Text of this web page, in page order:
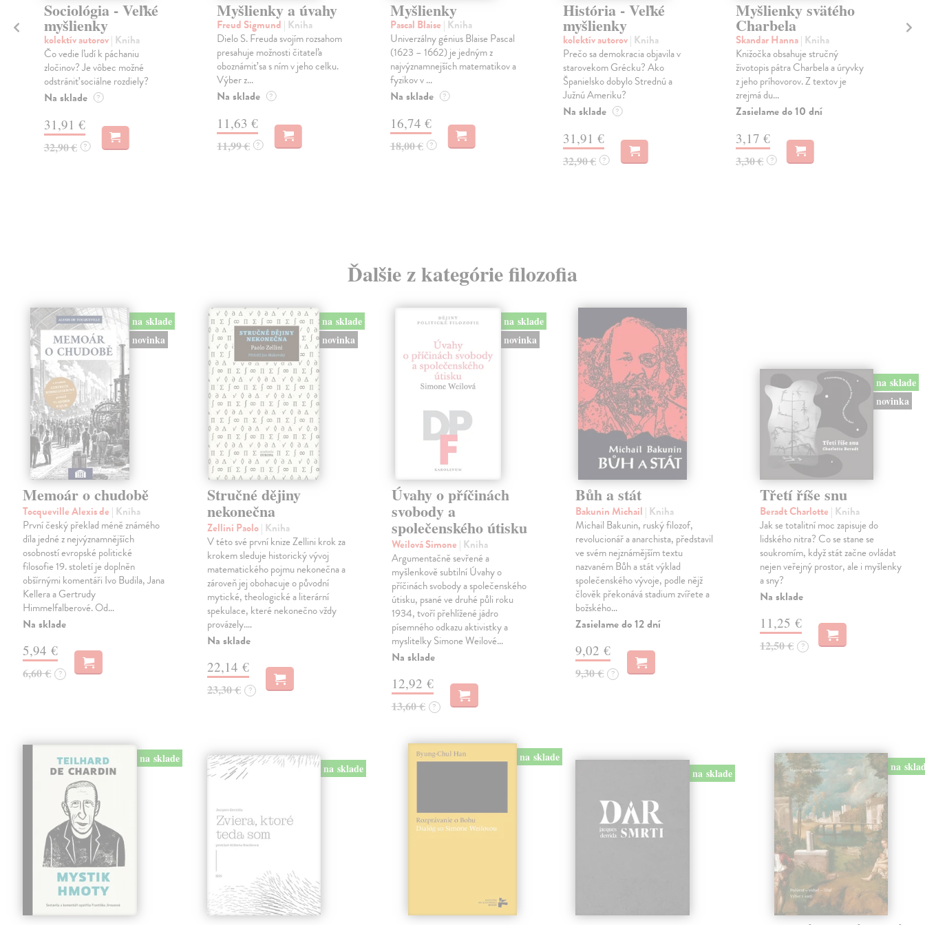
Sociológia - Veľké
myšlienky
kolektív autorov| Kniha
Čo vedie ľudí k páchaniu
zločinov? Je vôbec možné
odstrániť sociálne rozdiely?
Na sklade ?
31,91 €
32,90 € ?
Myšlienky a úvahy
Freud Sigmund | Kniha
Dielo S. Freuda svojím rozsahom
presahuje možnosti čitateľa
oboznámiť sa s ním v jeho celku.
Výber z...
Na sklade ?
11,63 €
11,99 € ?
Myšlienky
Pascal Blaise | Kniha
Univerzálny génius Blaise Pascal
(1623 – 1662) je jedným z
najvýznamnejších matematikov a
fyzikov v ...
Na sklade ?
16,74 €
18,00 € ?
História - Veľké
myšlienky
kolektív autorov| Kniha
Prečo sa demokracia objavila v
starovekom Grécku? Ako
Španielsko dobylo Strednú a
Južnú Ameriku?
Na sklade ?
31,91 €
32,90 € ?
Myšlienky svätého
Charbela
Skandar Hanna| Kniha
Knižočka obsahuje stručný
životopis pátra Charbela a úryvky
z jeho príhovorov. Z textov je
zrejmá du...
Zasielame do 10 dní
3,17 €
3,30 € ?
Ďalšie z kategórie filozofia
na sklade
novinka
Memoár o chudobě
Tocqueville Alexis de | Kniha
První český překlad méně známého
díla jedné z nejvýznamnějších
osobností evropské politické
filosofie 19. století je doplněn
obšírnými komentáři Ivo Budila, Jana
Kellera a Gertrudy
Himmelfalberové. Od…
Na sklade
5,94 €
6,60 € ?
na sklade
novinka
Stručné dějiny
nekonečna
Zellini Paolo| Kniha
V této své první knize Zellini krok za
krokem sleduje historický vývoj
matematického pojmu nekonečna a
zároveň jej obohacuje o původní
mytické, theologické a literární
spekulace, které nekonečno vždy
provázely.…
Na sklade
22,14 €
23,30 € ?
na sklade
novinka
Úvahy o příčinách
svobody a
společenského útisku
Weilová Simone | Kniha
Argumentačně sevřené a
myšlenkově subtilní Úvahy o
příčinách svobody a společenského
útisku, psané ve druhé půli roku
1934, tvoří přehlížené jádro
písemného odkazu aktivistky a
myslitelky Simone Weilové…
Na sklade
12,92 €
13,60 € ?
Bůh a stát
Bakunin Michail | Kniha
Michail Bakunin, ruský filozof,
revolucionář a anarchista, představil
ve svém nejznámějším textu
nazvaném Bůh a stát výklad
společenského vývoje, podle nějž
člověk překonává stadium zvířete a
božského…
Zasielame do 12 dní
9,02 €
9,30 € ?
na sklade
novinka
Třetí říše snu
Beradt Charlotte | Kniha
Jak se totalitní moc zapisuje do
lidského nitra? Co se stane se
soukromím, když stát začne ovládat
nejen veřejný prostor, ale i myšlenky
a sny?
Na sklade
11,25 €
12,50 € ?
na sklade
na sklade
na sklade
na sklade na